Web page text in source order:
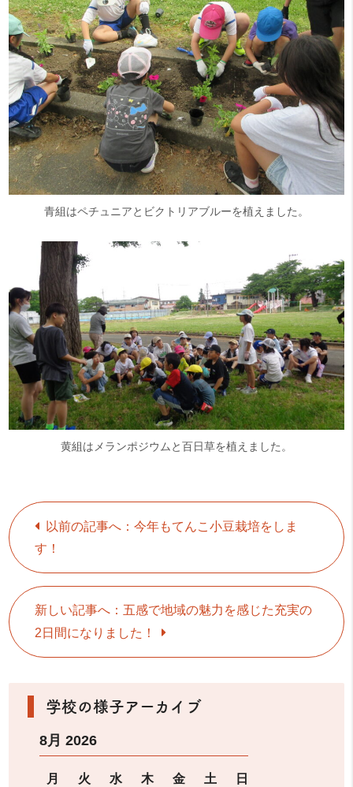
青組はペチュニアとビクトリアブルーを植えました。
黄組はメランポジウムと百日草を植えました。
以前の記事へ：今年もてんこ小豆栽培をしま
す！
新しい記事へ：五感で地域の魅力を感じた充実の
2日間になりました！
学校の様子アーカイブ
8月 2026
月 火 水 木 金 土
日